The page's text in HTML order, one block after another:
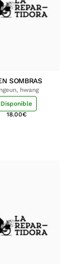
SOMBRAS
hwang
Disponible
18.00€